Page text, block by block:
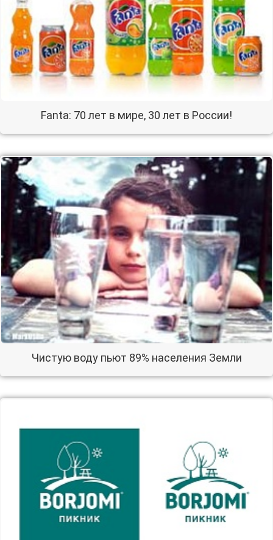
Fanta: 70 лет в мире, 30 лет в России!
Чистую воду пьют 89% населения Земли